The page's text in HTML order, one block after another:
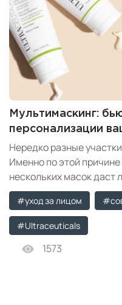
Мультимаскинг:
персонализации
Нередко разные
Именно по этой
нескольких масок даст
нанесение одной маски
#уход за лицом
#Ultraceuticals
1573